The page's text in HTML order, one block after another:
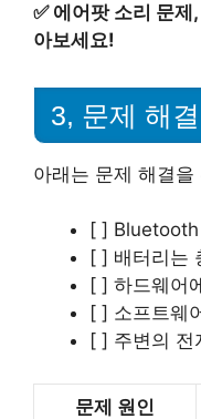
✅ 에어팟 소리 문제
아보세요!
3, 문제 해
아래는 문제 해결
[ ] Bluetooth
[ ] 배터리는
[ ] 하드웨어
[ ] 소프트웨
[ ] 주변의 전
문제 원인